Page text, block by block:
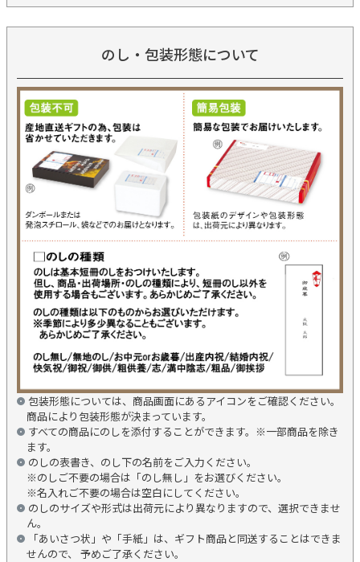
のし・包装形態について
包装形態については、商品画面にあるアイコンをご確認ください。
商品により包装形態が決まっています。
すべての商品にのしを添付することができます。※一部商品を除き
ます。
のしの表書き、のし下の名前をご入力ください。
※のしご不要の場合は「のし無し」をお選びください。
※名入れご不要の場合は空白にしてください。
のしのサイズや形式は出荷元により異なりますので、選択できませ
ん。
「あいさつ状」や「手紙」は、ギフト商品と同送することはできま
せんので、 予めご了承ください。